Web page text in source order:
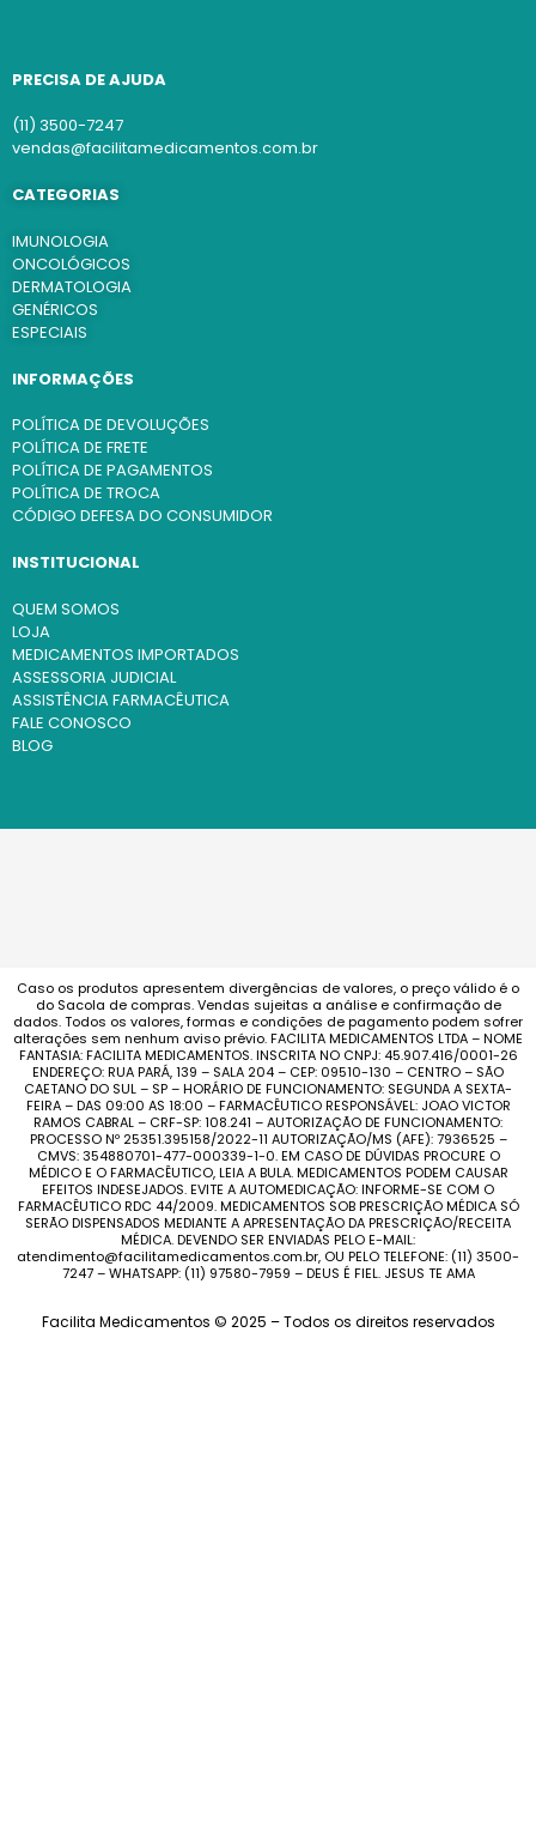
PRECISA DE AJUDA
(11) 3500-7247
vendas@facilitamedicamentos.com.br
CATEGORIAS
IMUNOLOGIA
ONCOLÓGICOS
DERMATOLOGIA
GENÉRICOS
ESPECIAIS
INFORMAÇÕES
POLÍTICA DE DEVOLUÇÕES
POLÍTICA DE FRETE
POLÍTICA DE PAGAMENTOS
POLÍTICA DE TROCA
CÓDIGO DEFESA DO CONSUMIDOR
INSTITUCIONAL
QUEM SOMOS
LOJA
MEDICAMENTOS IMPORTADOS
ASSESSORIA JUDICIAL
ASSISTÊNCIA FARMACÊUTICA
FALE CONOSCO
BLOG
Caso os produtos apresentem divergências de valores, o preço válido é o
do Sacola de compras. Vendas sujeitas a análise e confirmação de
dados. Todos os valores, formas e condições de pagamento podem sofrer
alterações sem nenhum aviso prévio. FACILITA MEDICAMENTOS LTDA – NOME
FANTASIA: FACILITA MEDICAMENTOS. INSCRITA NO CNPJ: 45.907.416/0001-26
ENDEREÇO: RUA PARÁ, 139 – SALA 204 – CEP: 09510-130 – CENTRO – SÃO
CAETANO DO SUL – SP – HORÁRIO DE FUNCIONAMENTO: SEGUNDA A SEXTA-
FEIRA – DAS 09:00 AS 18:00 – FARMACÊUTICO RESPONSÁVEL: JOAO VICTOR
RAMOS CABRAL – CRF-SP: 108.241 – AUTORIZAÇÃO DE FUNCIONAMENTO:
PROCESSO Nº 25351.395158/2022-11 AUTORIZAÇÃO/MS (AFE): 7936525 –
CMVS: 354880701-477-000339-1-0. EM CASO DE DÚVIDAS PROCURE O
MÉDICO E O FARMACÊUTICO, LEIA A BULA. MEDICAMENTOS PODEM CAUSAR
EFEITOS INDESEJADOS. EVITE A AUTOMEDICAÇÃO: INFORME-SE COM O
FARMACÊUTICO RDC 44/2009. MEDICAMENTOS SOB PRESCRIÇÃO MÉDICA SÓ
SERÃO DISPENSADOS MEDIANTE A APRESENTAÇÃO DA PRESCRIÇÃO/RECEITA
MÉDICA. DEVENDO SER ENVIADAS PELO E-MAIL:
atendimento@facilitamedicamentos.com.br, OU PELO TELEFONE: (11) 3500-
7247 – WHATSAPP: (11) 97580-7959 – DEUS É FIEL. JESUS TE AMA
Facilita Medicamentos © 2025 – Todos os direitos reservados